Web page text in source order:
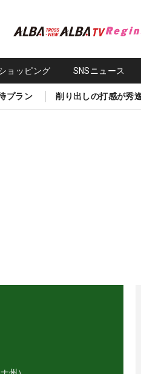
ョッピング SNSニュース
プラン 削り出しの打感が秀